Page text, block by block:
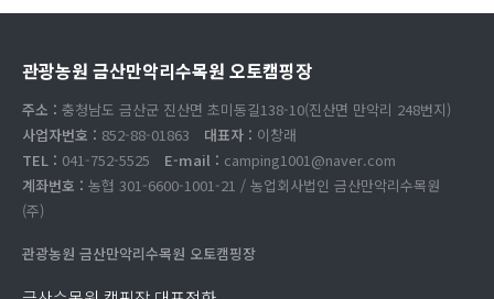
관광농원 금산만악리수목원 오토캠핑장
주소 : 충청남도 금산군 진산면 초미동길138-10(진산면 만악리 248번지)
사업자번호 : 852-88-01863 대표자 : 이창래
TEL : 041-752-5525 E-mail : camping1001@naver.com
계좌번호 : 농협 301-6600-1001-21 / 농업회사법인 금산만악리수목원
(주)
관광농원 금산만악리수목원 오토캠핑장